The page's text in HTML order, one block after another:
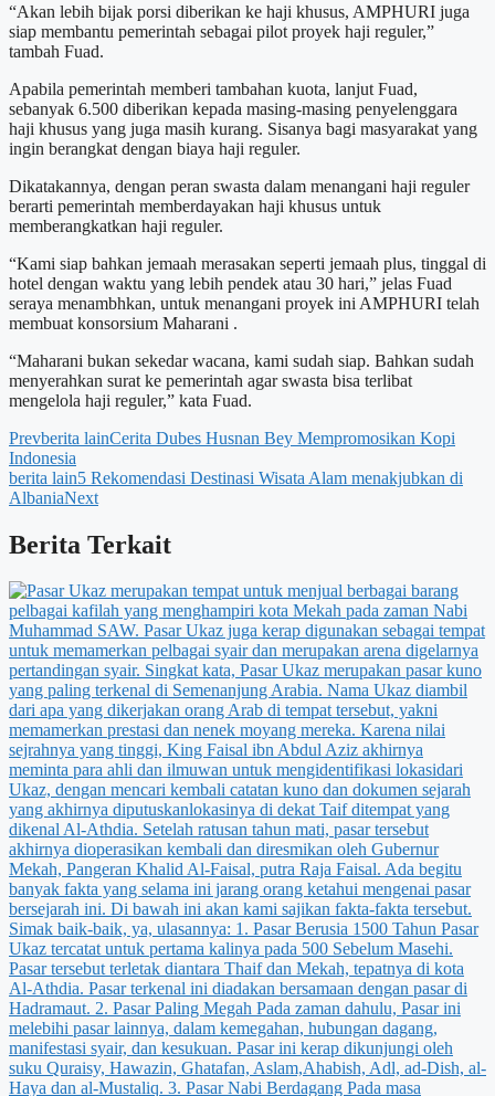
“Akan lebih bijak porsi diberikan ke haji khusus, AMPHURI juga
siap membantu pemerintah sebagai pilot proyek haji reguler,”
tambah Fuad.
Apabila pemerintah memberi tambahan kuota, lanjut Fuad,
sebanyak 6.500 diberikan kepada masing-masing penyelenggara
haji khusus yang juga masih kurang. Sisanya bagi masyarakat yang
ingin berangkat dengan biaya haji reguler.
Dikatakannya, dengan peran swasta dalam menangani haji reguler
berarti pemerintah memberdayakan haji khusus untuk
memberangkatkan haji reguler.
“Kami siap bahkan jemaah merasakan seperti jemaah plus, tinggal di
hotel dengan waktu yang lebih pendek atau 30 hari,” jelas Fuad
seraya menambhkan, untuk menangani proyek ini AMPHURI telah
membuat konsorsium Maharani .
“Maharani bukan sekedar wacana, kami sudah siap. Bahkan sudah
menyerahkan surat ke pemerintah agar swasta bisa terlibat
mengelola haji reguler,” kata Fuad.
Prevberita lainCerita Dubes Husnan Bey Mempromosikan Kopi
Indonesia
berita lain5 Rekomendasi Destinasi Wisata Alam menakjubkan di
AlbaniaNext
Berita Terkait